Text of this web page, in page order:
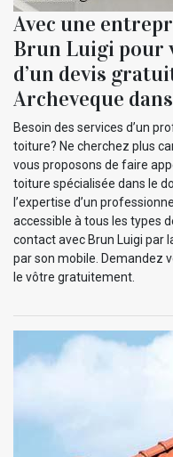
Avec une
Brun Luigi pour
d’un devis
Archeveque
Besoin des services d’un
toiture? Ne cherchez plus
vous proposons de faire
toiture spécialisée dans le
l’expertise d’un
accessible à tous les types
contact avec Brun Luigi par
par son mobile. Demandez
le vôtre gratuitement.